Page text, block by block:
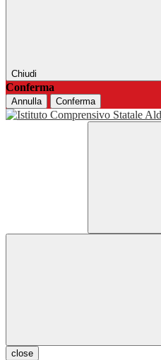
Chiudi
Conferma
Annulla Conferma
close